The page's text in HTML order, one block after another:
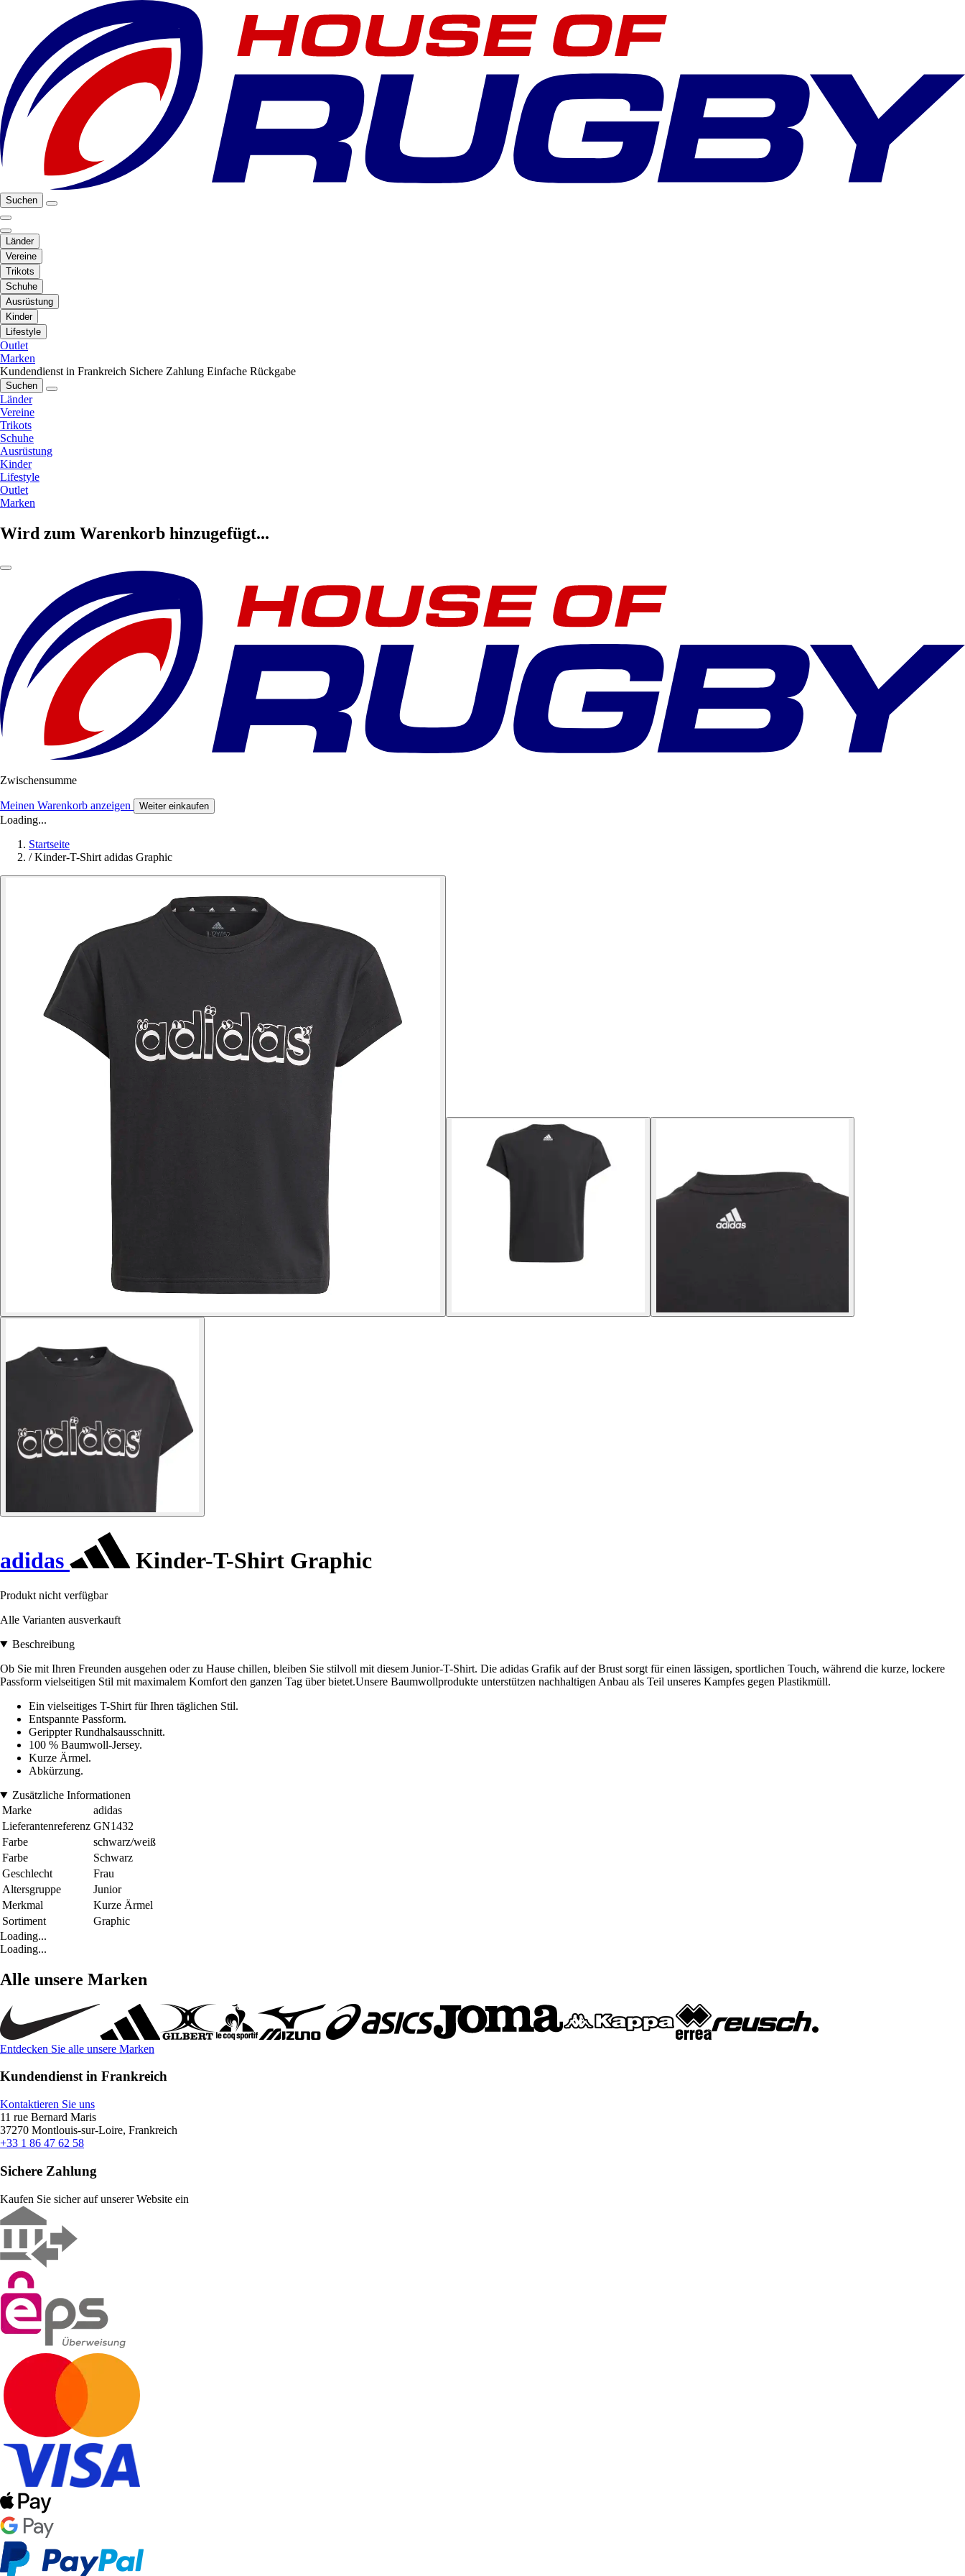
Suchen
Länder
Vereine
Trikots
Schuhe
Ausrüstung
Kinder
Lifestyle
Outlet
Marken
Kundendienst in Frankreich Sichere Zahlung Einfache Rückgabe
Suchen
Länder
Vereine
Trikots
Schuhe
Ausrüstung
Kinder
Lifestyle
Outlet
Marken
Wird zum Warenkorb hinzugefügt...
Zwischensumme
Meinen Warenkorb anzeigen Weiter einkaufen
Loading...
Startseite
/ Kinder-T-Shirt adidas Graphic
adidas Kinder-T-Shirt Graphic
Produkt nicht verfügbar
Alle Varianten ausverkauft
Beschreibung
Ob Sie mit Ihren Freunden ausgehen oder zu Hause chillen, bleiben Sie stilvoll mit diesem Junior-T-Shirt. Die adidas Grafik auf der Brust sorgt für einen lässigen, sportlichen Touch, während die kurze, lockere
Passform vielseitigen Stil mit maximalem Komfort den ganzen Tag über bietet.Unsere Baumwollprodukte unterstützen nachhaltigen Anbau als Teil unseres Kampfes gegen Plastikmüll.
Ein vielseitiges T-Shirt für Ihren täglichen Stil.
Entspannte Passform.
Gerippter Rundhalsausschnitt.
100 % Baumwoll-Jersey.
Kurze Ärmel.
Abkürzung.
Zusätzliche Informationen
Marke
adidas
Lieferantenreferenz GN1432
Farbe
schwarz/weiß
Farbe
Schwarz
Geschlecht
Frau
Altersgruppe
Junior
Merkmal
Kurze Ärmel
Sortiment
Graphic
Loading...
Loading...
Alle unsere Marken
Entdecken Sie alle unsere Marken
Kundendienst in Frankreich
Kontaktieren Sie uns
11 rue Bernard Maris
37270 Montlouis-sur-Loire, Frankreich
+33 1 86 47 62 58
Sichere Zahlung
Kaufen Sie sicher auf unserer Website ein